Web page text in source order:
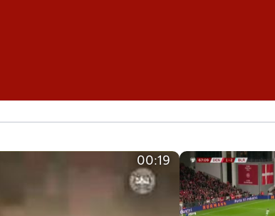
00:19